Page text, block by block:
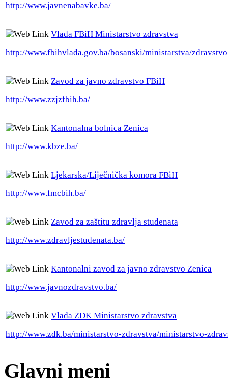
http://www.javnenabavke.ba/
Vlada FBiH Ministarstvo zdravstva
http://www.fbihvlada.gov.ba/bosanski/ministarstva/
Zavod za javno zdravstvo FBiH
http://www.zzjzfbih.ba/
Kantonalna bolnica Zenica
http://www.kbze.ba/
Ljekarska/Liječnička komora FBiH
http://www.fmcbih.ba/
Zavod za zaštitu zdravlja studenata
http://www.zdravljestudenata.ba/
Kantonalni zavod za javno zdravstvo Zenica
http://www.javnozdravstvo.ba/
Vlada ZDK Ministarstvo zdravstva
http://www.zdk.ba/ministarstvo-zdravstva/ministarstvo-
Glavni meni